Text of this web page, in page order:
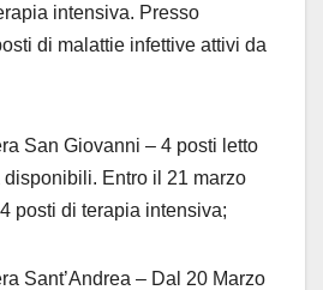
intensiva. Presso
di malattie infettive attivi da
San Giovanni – 4 posti letto
Entro il 21 marzo
posti di terapia intensiva;
Sant’Andrea – Dal 20 Marzo